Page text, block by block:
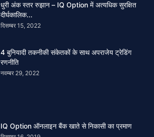
धुरी अंक स्तर रुझान – IQ Option में अत्यधिक सुरक्षित
दीर्घकालिक...
दिसम्बर 15, 2022
4 बुनियादी तकनीकी संकेतकों के साथ अपराजेय ट्रेडिंग
रणनीति
नवम्बर 29, 2022
IQ Option ऑनलाइन बैंक खाते से निकासी का प्रमाण